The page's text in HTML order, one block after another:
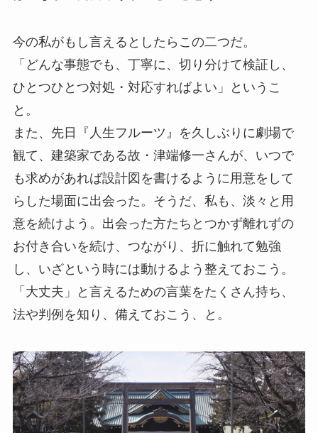
今の私がもし言えるとしたらこの二つだ。
「どんな事態でも、丁寧に、切り分けて検証し、
ひとつひとつ対処・対応すればよい」というこ
と。
また、先日『人生フルーツ』を久しぶりに劇場で
観て、建築家である故・津端修一さんが、いつで
も求めがあれば設計図を書けるように用意をして
らした場面に出会った。そうだ、私も、淡々と用
意を続けよう。出会った方たちとつかず離れずの
お付き合いを続け、つながり、折に触れて勉強
し、いざという時には動けるよう整えておこう。
「大丈夫」と言えるための言葉をたくさん持ち、
法や判例を知り、備えておこう、と。